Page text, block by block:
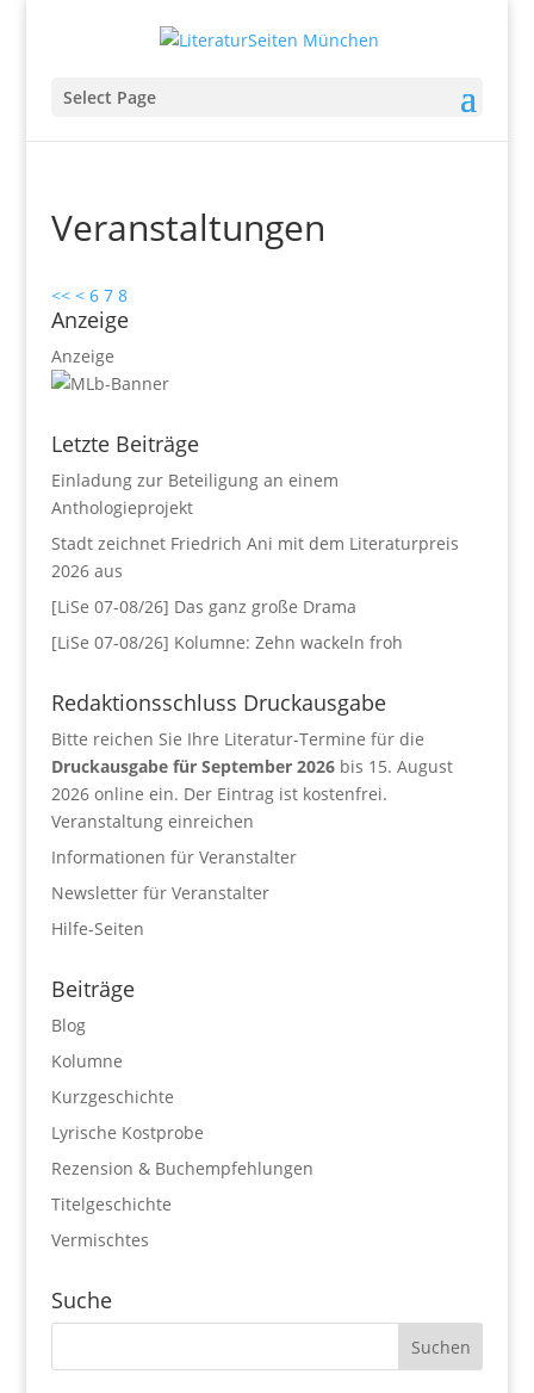
Select Page
Veranstaltungen
<< < 6 7 8
Anzeige
Anzeige
Letzte Beiträge
Einladung zur Beteiligung an einem
Anthologieprojekt
Stadt zeichnet Friedrich Ani mit dem Literaturpreis
2026 aus
[LiSe 07-08/26] Das ganz große Drama
[LiSe 07-08/26] Kolumne: Zehn wackeln froh
Redaktionsschluss Druckausgabe
Bitte reichen Sie Ihre Literatur-Termine für die
Druckausgabe für September 2026bis 15. August
2026 online ein. Der Eintrag ist kostenfrei.
Veranstaltung einreichen
Informationen für Veranstalter
Newsletter für Veranstalter
Hilfe-Seiten
Beiträge
Blog
Kolumne
Kurzgeschichte
Lyrische Kostprobe
Rezension & Buchempfehlungen
Titelgeschichte
Vermischtes
Suche